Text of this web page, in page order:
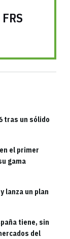
tras un sólido
el primer
gama
lanza un plan
tiene, sin
del